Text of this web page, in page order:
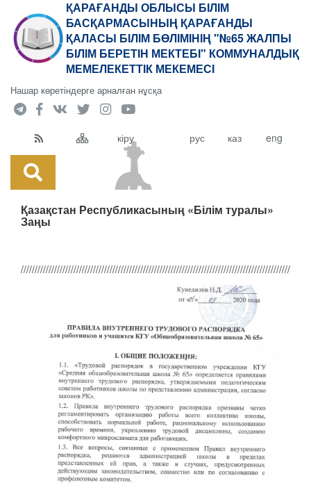
ҚАРАҒАНДЫ ОБЛЫСЫ БІЛІМ
БАСҚАРМАСЫНЫҢ ҚАРАҒАНДЫ
ҚАЛАСЫ БІЛІМ БӨЛІМІНІҢ "№65 ЖАЛПЫ
БІЛІМ БЕРЕТІН МЕКТЕБІ" КОММУНАЛДЫҚ
МЕМЕЛЕКЕТТІК МЕКЕМЕСІ
Нашар көретіндерге арналған нұсқа
кіру рус каз eng
Қазақстан Республикасының «Білім туралы»
Заңы